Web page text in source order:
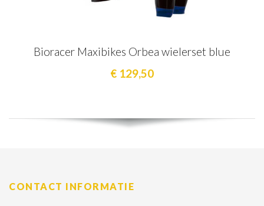
Bioracer Maxibikes Orbea wielerset blue
€ 129,50
CONTACT INFORMATIE